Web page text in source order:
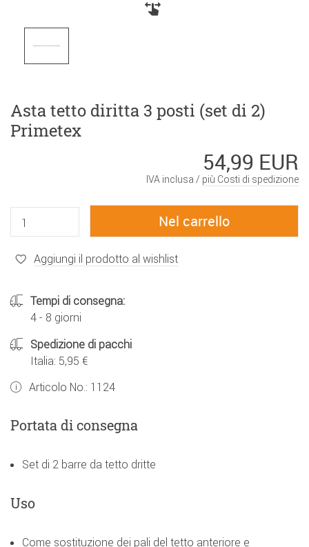
Asta tetto diritta 3 posti (set di 2)
Primetex
54,99 EUR
IVA inclusa / più Costi di spedizione
Aggiungi il prodotto al wishlist
Tempi di consegna:
4 - 8 giorni
Spedizione di pacchi
Italia: 5,95 €
Articolo No.: 1124
Portata di consegna
Set di 2 barre da tetto dritte
Uso
Come sostituzione dei pali del tetto anteriore e